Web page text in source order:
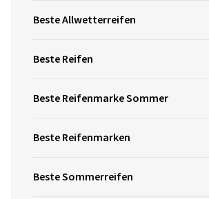
Beste Allwetterreifen
Beste Reifen
Beste Reifenmarke Sommer
Beste Reifenmarken
Beste Sommerreifen